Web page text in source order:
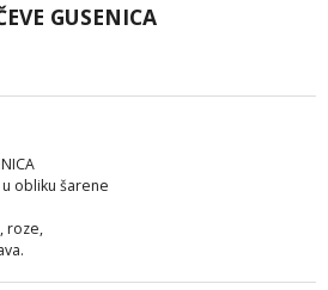
GUSENICA
obliku šarene
roze,